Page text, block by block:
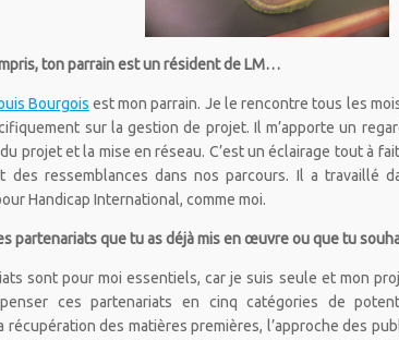
ton parrain est un résident de LM…
Bourgois est mon parrain. Je le rencontre tous les
sur la gestion de projet. Il m’apporte un
projet et la mise en réseau. C’est un éclairage tout à
des ressemblances dans nos parcours. Il a travaillé
Handicap International, comme moi.
partenariats que tu as déjà mis en œuvre ou que tu
sont pour moi essentiels, car je suis seule et mon
penser ces partenariats en cinq catégories de
récupération des matières premières, l’approche des